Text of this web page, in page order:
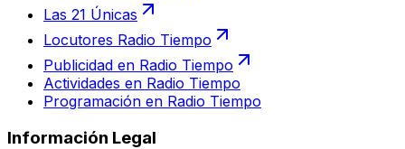
Las 21 Únicas
Locutores Radio Tiempo
Publicidad en Radio Tiempo
Actividades en Radio Tiempo
Programación en Radio Tiempo
Información Legal